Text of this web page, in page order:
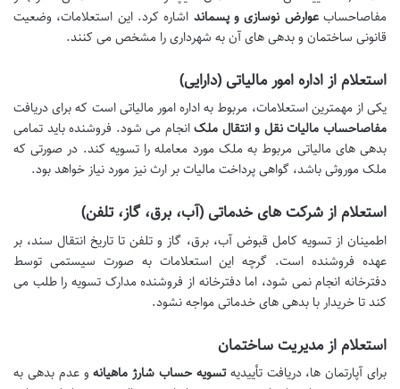
مفاصاحسابعوارض نوسازی و پسماند اشاره کرد. این استعلامات، وضعیت
قانونی ساختمان و بدهی های آن به شهرداری را مشخص می کنند.
استعلام از اداره امور مالیاتی (دارایی)
یکی از مهمترین استعلامات، مربوط به اداره امور مالیاتی است که برای دریافت
مفاصاحساب مالیات نقل و انتقال ملکانجام می شود. فروشنده باید تمامی
بدهی های مالیاتی مربوط به ملک مورد معامله را تسویه کند. در صورتی که
ملک موروثی باشد، گواهی پرداخت مالیات بر ارث نیز مورد نیاز خواهد بود.
استعلام از شرکت های خدماتی (آب، برق، گاز، تلفن)
اطمینان از تسویه کامل قبوض آب، برق، گاز و تلفن تا تاریخ انتقال سند، بر
عهده فروشنده است. گرچه این استعلامات به صورت سیستمی توسط
دفترخانه انجام نمی شود، اما دفترخانه از فروشنده مدارک تسویه را طلب می
کند تا خریدار با بدهی های خدماتی مواجه نشود.
استعلام از مدیریت ساختمان
برای آپارتمان ها، دریافت تأییدیهتسویه حساب شارژ ماهیانهو عدم بدهی به